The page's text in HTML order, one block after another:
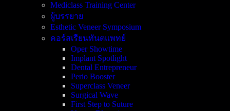
Mediclass Training Center
ผู้บรรยาย
Esthetic Veneer Symposium
คอร์สเรียนทันตแพทย์
Oper Showtime
Implant Spotlight
Dental Entrepreneur
Perio Booster
Superclass Veneer
Surgical Wave
First Step to Suture